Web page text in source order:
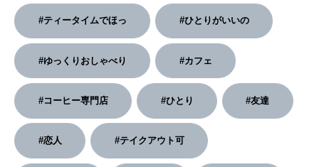
2026年5月号「“大好き”に出会いに。韓国」
2026年4月号「未来をつくる、学びの教科書。」
2026年3月号「スイーツ予想図 2026」
2026年2月号「良運を掴む 新・開運術。」
2026年1月号「猫がいれば、幸せ」
#ティータイムでほっ #ひとりがいいの
#ゆっくりおしゃべり #カフェ
#コーヒー専門店 #ひとり #友達
#恋人 #テイクアウト可